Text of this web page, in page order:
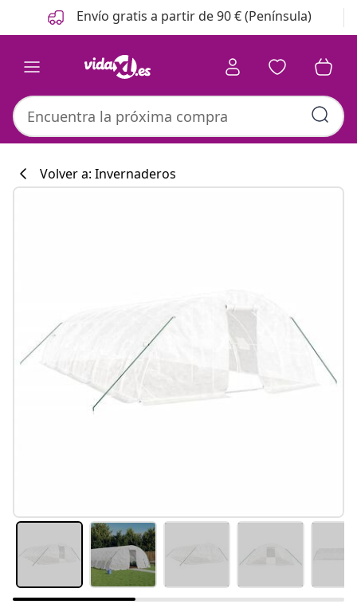
Anterior
Siguiente Envío gratis a partir de 90 € (Península)
Volver a: Invernaderos